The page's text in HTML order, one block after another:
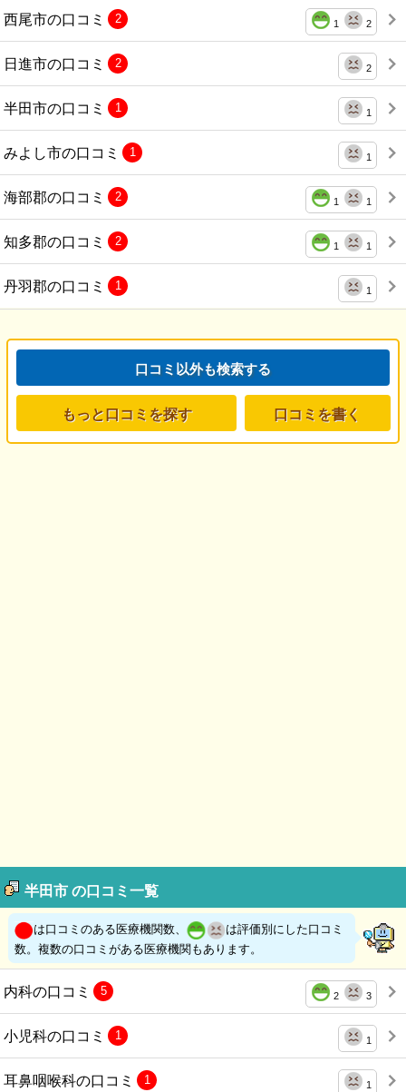
西尾市の口コミ 1 2
2
日進市の口コミ 2
2
半田市の口コミ 1
1
みよし市の口コミ 1
1
海部郡の口コミ 1 1
2
知多郡の口コミ 1 1
2
丹羽郡の口コミ 1
1
口コミ以外も検索する
もっと口コミを探す 口コミを書く
半田市 の口コミ一覧
は口コミのある医療機関数、
は評価別にした口コミ
数。複数の口コミがある医療機関もあります。
内科の口コミ 2 3
5
小児科の口コミ 1
1
耳鼻咽喉科の口コミ 1
1